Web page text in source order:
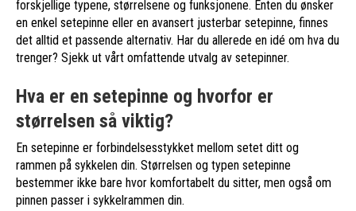
forskjellige typene, størrelsene og funksjonene. Enten du ønsker
en enkel setepinne eller en avansert justerbar setepinne, finnes
det alltid et passende alternativ. Har du allerede en idé om hva du
trenger? Sjekk ut vårt omfattende utvalg av setepinner.
Hva er en setepinne og hvorfor er
størrelsen så viktig?
En setepinne er forbindelsesstykket mellom setet ditt og
rammen på sykkelen din. Størrelsen og typen setepinne
bestemmer ikke bare hvor komfortabelt du sitter, men også om
pinnen passer i sykkelrammen din.